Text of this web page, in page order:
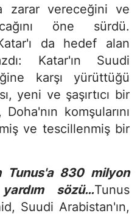
zarar vereceğini ve
öne sürdü.
da hedef alan
Katar'ın Suudi
karşı yürüttüğü
yeni ve şaşırtıcı bir
komşularını
ve tescillenmiş bir
Tunus'a 830 milyon
sözü…Tunus
Suudi Arabistan'ın,